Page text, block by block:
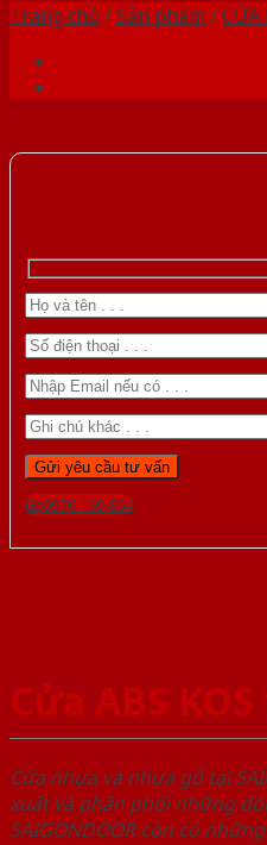
Trang chủ /Sản phẩm /CỬA
Gọi 0976.169.864
Cửa ABS
Cửa nhựa và nhựa gỗ tại
xuất và phân phối những
SAIGONDOOR còn có